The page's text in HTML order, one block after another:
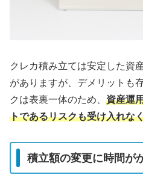
クレカ積み立ては安定した資
がありますが、デメリットも
クは表裏一体のため、 資産運
トであるリスクも受け入れな
積立額の変更に時間が